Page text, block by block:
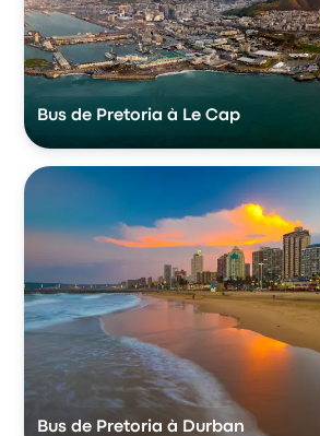
Bus de Pretoria à Le Cap
Bus de Pretoria à Durban